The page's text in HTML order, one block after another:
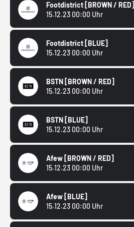
Footdistrict [BROWN / RED]
15.12.23 00:00 Uhr
Footdistrict [BLUE]
15.12.23 00:00 Uhr
BSTN [BROWN / RED]
15.12.23 00:00 Uhr
BSTN [BLUE]
15.12.23 00:00 Uhr
Afew [BROWN / RED]
15.12.23 00:00 Uhr
Afew [BLUE]
15.12.23 00:00 Uhr